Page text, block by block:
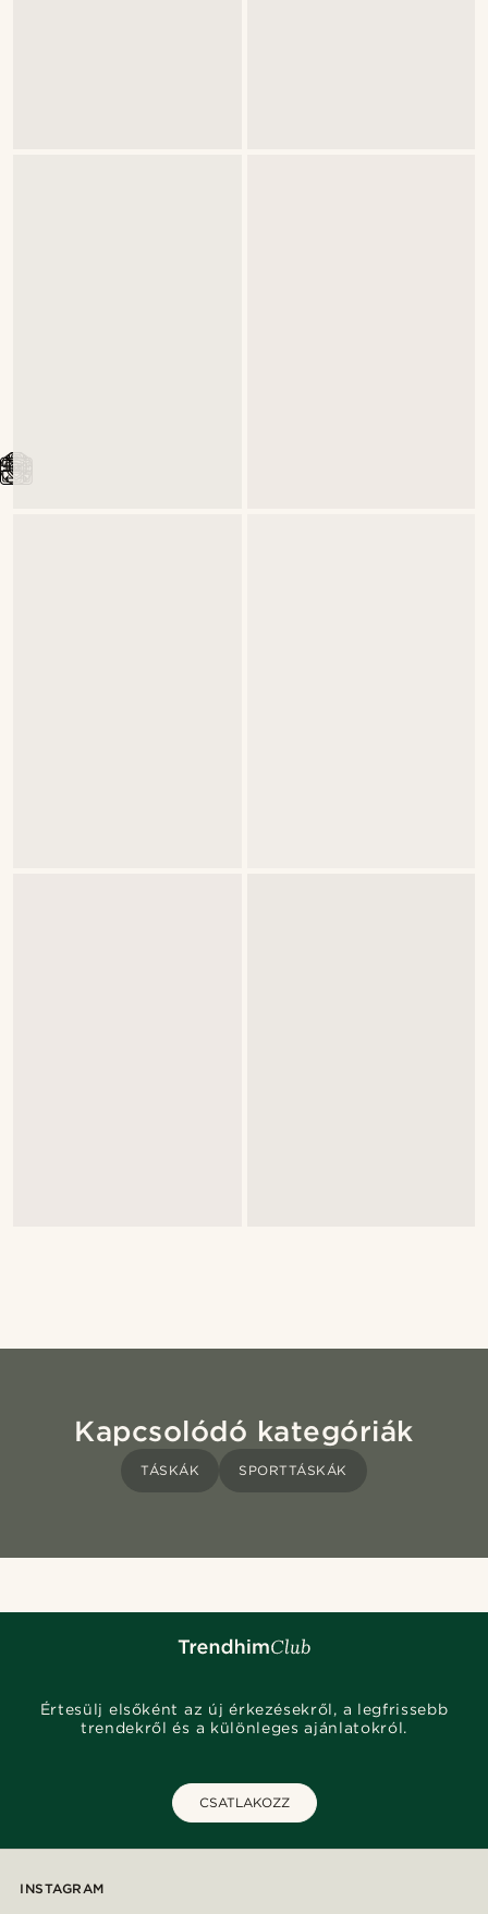
Kapcsolódó kategóriák
TÁSKÁK SPORTTÁSKÁK
Értesülj elsőként az új érkezésekről, a legfrissebb
trendekről és a különleges ajánlatokról.
CSATLAKOZZ
INSTAGRAM